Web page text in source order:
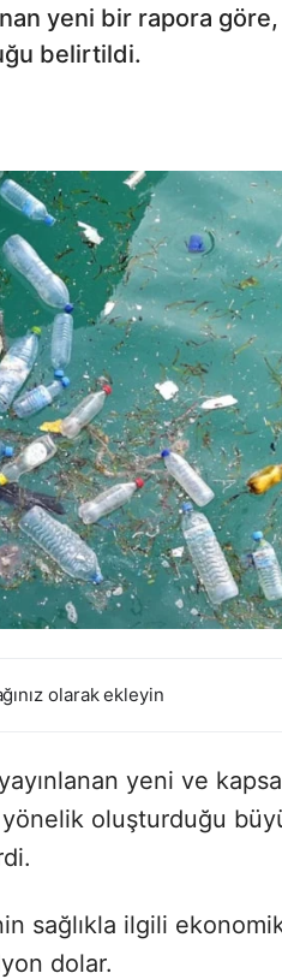
yeni bir rapora
belirtildi.
olarak ekleyin
yeni ve
oluşturduğu
sağlıkla ilgili
dolar.